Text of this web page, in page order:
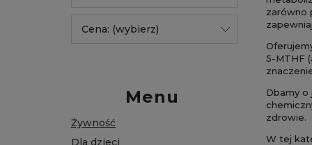
Cena: (wybierz)
Menu
Żywność
Dla dzieci
zarówno
5-MTHF
Dbamy
zdrowie.
W tej